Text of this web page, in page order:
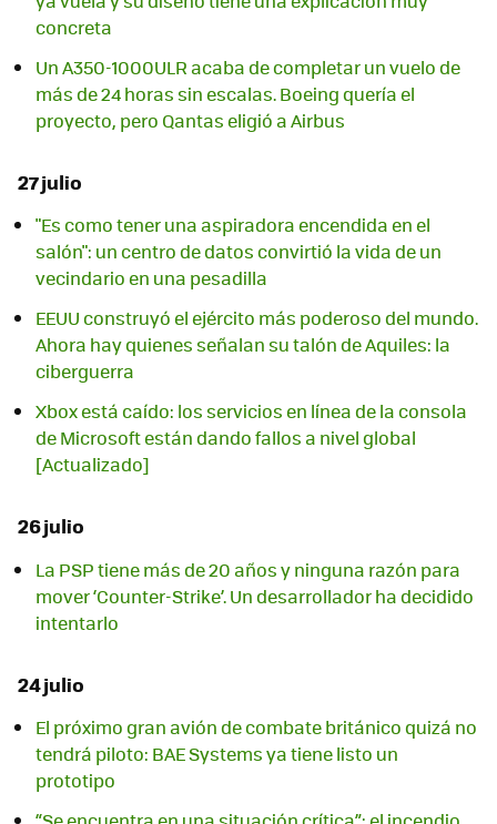
concreta
Un A350-1000ULR acaba de completar un vuelo de
más de 24 horas sin escalas. Boeing quería el
proyecto, pero Qantas eligió a Airbus
27 julio
"Es como tener una aspiradora encendida en el
salón": un centro de datos convirtió la vida de un
vecindario en una pesadilla
EEUU construyó el ejército más poderoso del mundo.
Ahora hay quienes señalan su talón de Aquiles: la
ciberguerra
Xbox está caído: los servicios en línea de la consola
de Microsoft están dando fallos a nivel global
[Actualizado]
26 julio
La PSP tiene más de 20 años y ninguna razón para
mover ‘Counter-Strike’. Un desarrollador ha decidido
intentarlo
24 julio
El próximo gran avión de combate británico quizá no
tendrá piloto: BAE Systems ya tiene listo un
prototipo